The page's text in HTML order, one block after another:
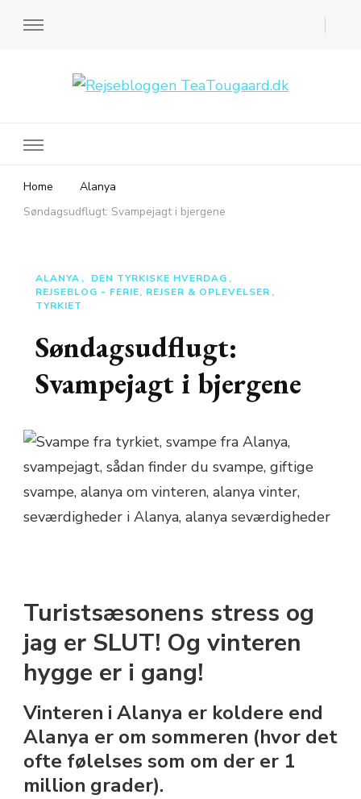
Home
Alanya
Søndagsudflugt: Svampejagt i bjergene
ALANYA
DEN TYRKISKE HVERDAG
REJSEBLOG - FERIE, REJSER & OPLEVELSER
TYRKIET
Søndagsudflugt:
Svampejagt i bjergene
Turistsæsonens stress og
jag er SLUT! Og vinteren
hygge er i gang!
Vinteren i Alanya er koldere end
Alanya er om sommeren (hvor det
ofte følelses som om der er 1
million grader).